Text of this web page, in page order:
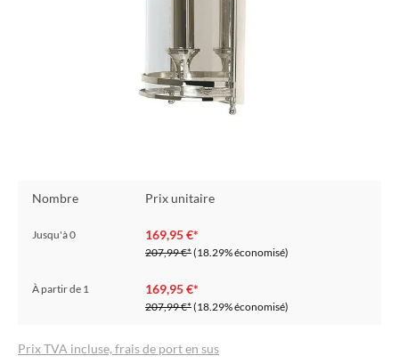
Nombre Prix unitaire
Jusqu'à0 169,95 €*
207,99 €*(18.29% économisé)
À partir de 1 169,95 €*
207,99 €*(18.29% économisé)
Prix TVA incluse, frais de port en sus